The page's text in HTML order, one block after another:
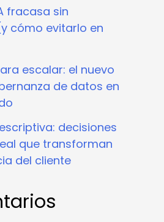
fracasa sin
cómo evitarlo en
escalar: el nuevo
de datos en
decisiones
que transforman
del cliente